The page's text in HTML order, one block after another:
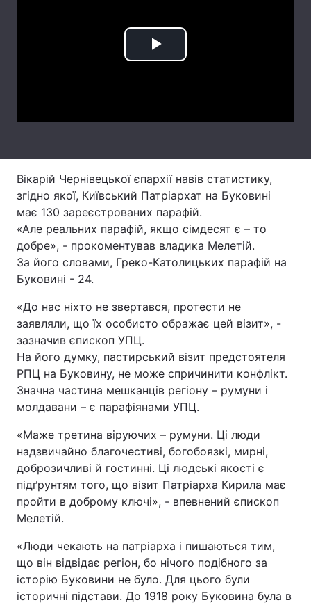
Тема оформлення
Play
Вікарій Чернівецької єпархії навів статистику,
згідно якої, Київський Патріархат на Буковині
має 130 зареєстрованих парафій.
«Але реальних парафій, якщо сімдесят є – то
добре», - прокоментував владика Мелетій.
За його словами, Греко-Католицьких парафій на
Буковині - 24.
«До нас ніхто не звертався, протести не
заявляли, що їх особисто ображає цей візит», -
зазначив єпископ УПЦ.
На його думку, пастирський візит предстоятеля
РПЦ на Буковину, не може спричинити конфлікт.
Значна частина мешканців регіону – румуни і
молдавани – є парафіянами УПЦ.
«Маже третина віруючих – румуни. Ці люди
надзвичайно благочестиві, богобоязкі, мирні,
доброзичливі й гостинні. Ці людські якості є
підґрунтям того, що візит Патріарха Кирила має
пройти в доброму ключі», - впевнений єпископ
Мелетій.
«Люди чекають на патріарха і пишаються тим,
що він відвідає регіон, бо нічого подібного за
історію Буковини не було. Для цього були
історичні підстави. До 1918 року Буковина була в